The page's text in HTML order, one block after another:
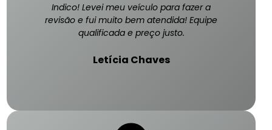
Indico! Levei meu veículo para fazer a
revisão e fui muito bem atendida! Equipe
qualificada e preço justo.
Letícia Chaves